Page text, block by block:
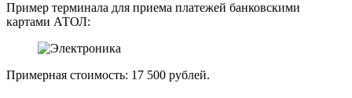
Пример терминала для приема платежей банковскими
картами АТОЛ:
Примерная стоимость: 17 500 рублей.